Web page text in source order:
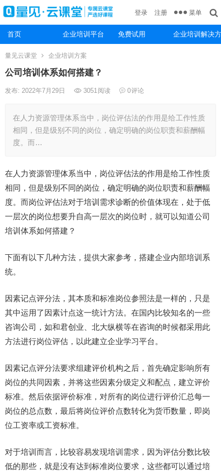
首页 企业培训平台 免费试用 企业培训解决
登录 注册 菜单
量见云课堂 企业培训方案
公司培训体系如何搭建？
发布: 2022年7月29日 3051阅读 0评论
在人力资源管理体系当中，岗位评估法的作用是给工作性质
相同，但是级别不同的岗位，确定明确的岗位职责和薪酬幅
度。而…
在人力资源管理体系当中，岗位评估法的作用是给工作性质
相同，但是级别不同的岗位，确定明确的岗位职责和薪酬幅
度。而岗位评估法对于培训需求诊断的价值体现在，处于低
一层次的岗位想要升自高一层次的岗位时，就可以知道公司
培训体系如何搭建？
下面有以下几种方法，提供大家参考，搭建企业内部培训系
统。
因素记点评分法，其本质和标准岗位参照法是一样的，只是
其中运用了因素计点这一统计方法。在国内比较知名的一些
咨询公司，如和君创业、北大纵横等在咨询的时候都采用此
方法进行岗位评估，以此建立企业学习平台。
因素记点评分法要求组建评价机构之后，首先确定影响所有
岗位的共同因素，并将这些因素分级定义和配点，建立评价
标准。然后依据评价标准，对所有的岗位进行评价汇总每一
岗位的总点数，最后将岗位评价点数转化为货币数量，即岗
位工资率或工资标准。
对于培训而言，比较容易发现培训需求，因为评估分数比较
低的那些，就是没有达到标准岗位要求，这些都可以通过培